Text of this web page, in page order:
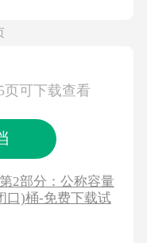
页可下载查看
2部分：公称容量
口)桶-免费下载试